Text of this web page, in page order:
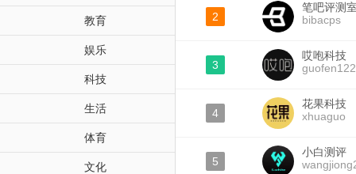
教育
娱乐
科技
生活
体育
文化
2
笔吧评测
bibacps
3
哎咆科技
4
花果科技
xhuaguo
5
小白测评